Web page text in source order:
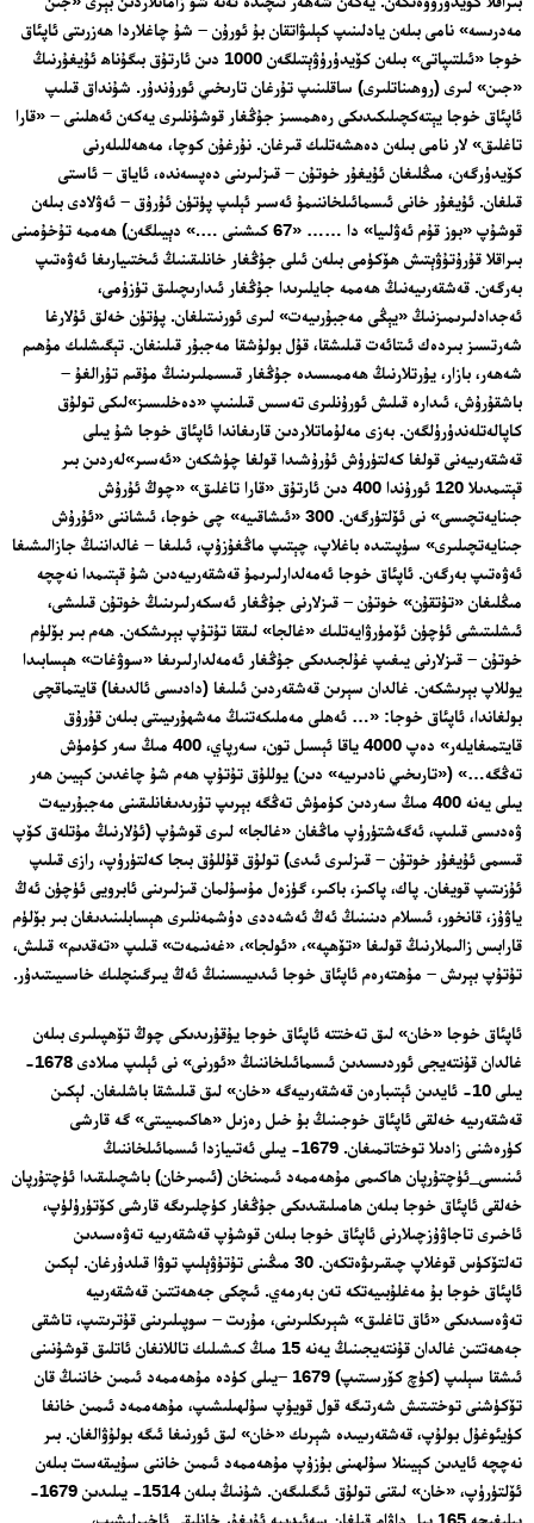
24 سائەت ئەزالىق پىلانى
مەدرىسە» نامى بىلەن يادلىنىپ كېلىۋاتقان بۇ ئورۇن – شۇ چاغلاردا ھەزرىتى ئاپئاق
خوجا «ئىلتىپاتى» بىلەن كۆيدۈرۈۋېتىلگەن 1000 دىن ئارتۇق بىگۇناھ ئۇيغۇرنىڭ
«جىن» لىرى (روھىناتلىرى) ساقلىنىپ تۇرغان تارىخىي ئورۇندۇر. شۇنداق قىلىپ
ئاپئاق خوجا يېتەكچىلىكىدىكى رەھمسىز جۇڭغار قوشۇنلىرى يەكەن ئەھلىنى – «قارا
تاغلىق» لار نامى بىلەن دەھشەتلىك قىرغان. نۇرغۇن كوچا، مەھەللىلەرنى
كۆيدۈرگەن، مىڭلىغان ئۇيغۇر خوتۇن – قىزلىرىنى دەپسەندە، ئاياق – ئاستى
قىلغان. ئۇيغۇر خانى ئىسمائىلخاننىمۇ ئەسىر ئېلىپ پۈتۈن ئۇرۇق – ئەۋلادى بىلەن
قوشۇپ «بوز قۇم ئەۋلىيا» دا …… «67 كىشىنى ….» دېيىلگەن) ھەممە تۇخۇمىنى
بىراقلا قۇرۇتۇۋېتىش ھۆكۈمى بىلەن ئىلى جۇڭغار خانلىقىنىڭ ئىختىيارىغا ئەۋەتىپ
بەرگەن. قەشقەرىيەنىڭ ھەممە جايلىرىدا جۇڭغار ئىدارىچىلىق تۈزۈمى،
ئەجدادلىرىمىزنىڭ «يېڭى مەجبۇرىيەت» لىرى ئورنىتىلغان. پۈتۈن خەلق ئۇلارغا
شەرتسىز بىردەك ئىتائەت قىلىشقا، قۇل بولۇشقا مەجبۇر قىلىنغان. تېگىشلىك مۇھىم
شەھەر، بازار، يۇرتلارنىڭ ھەممىسىدە جۇڭغار قىسىملىرىنىڭ مۇقىم تۇرالغۇ –
باشقۇرۇش، ئىدارە قىلىش ئورۇنلىرى تەسىس قىلىنىپ «دەخلىسىز»لىكى تولۇق
كاپالەتلەندۈرۈلگەن. بەزى مەلۇماتلاردىن قارىغاندا ئاپئاق خوجا شۇ يىلى
قەشقەرىيەنى قولغا كەلتۈرۈش ئۇرۇشىدا قولغا چۈشكەن «ئەسىر»لەردىن بىر
قېتىمدىلا 120 ئورۇندا 400 دىن ئارتۇق «قارا تاغلىق» «چوڭ ئۇرۇش
جىنايەتچىسى» نى ئۆلتۈرگەن. 300 «ئىشاقىيە» چى خوجا، ئىشاننى «ئۇرۇش
جىنايەتچىلىرى» سۈپىتىدە باغلاپ، چېتىپ ماڭغۇزۇپ، ئىلىغا – غالداننىڭ جازالىشىغا
ئەۋەتىپ بەرگەن. ئاپئاق خوجا ئەمەلدارلىرىمۇ قەشقەرىيەدىن شۇ قېتىمدا نەچچە
مىڭلىغان «تۇتقۇن» خوتۇن – قىزلارنى جۇڭغار ئەسكەرلىرىنىڭ خوتۇن قىلىشى،
ئىشلىتىشى ئۈچۈن ئۆمۈرۋايەتلىك «غالجا» لىققا تۇتۇپ بېرىشكەن. ھەم بىر بۆلۈم
خوتۇن – قىزلارنى يىغىپ غۇلجىدىكى جۇڭغار ئەمەلدارلىرىغا «سوۋغات» ھېسابىدا
يوللاپ بېرىشكەن. غالدان سېرىن قەشقەردىن ئىلىغا (دادىسى ئالدىغا) قايتماقچى
بولغاندا، ئاپئاق خوجا: «… ئەھلى مەملىكەتنىڭ مەشھۇرىيىتى بىلەن قۇرۇق
قايتمىغايلەر» دەپ 4000 ياقا ئېسىل تون، سەرپاي، 400 مىڭ سەر كۈمۈش
تەڭگە…» («تارىخىي نادىرىيە» دىن) يوللۇق تۇتۇپ ھەم شۇ چاغدىن كېيىن ھەر
يىلى يەنە 400 مىڭ سەردىن كۈمۈش تەڭگە بېرىپ تۇرىدىغانلىقىنى مەجبۇرىيەت
ۋەدىسى قىلىپ، ئەگەشتۈرۈپ ماڭغان «غالجا» لىرى قوشۇپ (ئۇلارنىڭ مۇتلەق كۆپ
قىسمى ئۇيغۇر خوتۇن – قىزلىرى ئىدى) تولۇق قۇللۇق بىجا كەلتۈرۈپ، رازى قىلىپ
ئۇزىتىپ قويغان. پاك، پاكىز، باكىر، گۈزەل مۇسۇلمان قىزلىرىنى ئابرويى ئۈچۈن ئەڭ
ياۋۇز، قانخور، ئىسلام دىنىنىڭ ئەڭ ئەشەددى دۈشمەنلىرى ھېسابلىنىدىغان بىر بۆلۈم
قارابىس زالىملارنىڭ قولىغا «تۆھپە»، «ئولجا»، «غەنىمەت» قىلىپ «تەقدىم» قىلىش،
تۇتۇپ بېرىش – مۇھتەرەم ئاپئاق خوجا ئىدىيىسىنىڭ ئەڭ يىرگىنچلىك خاسىيىتىدۇر.
ئاپئاق خوجا «خان» لىق تەختتە ئاپئاق خوجا يۇقۇرىدىكى چوڭ تۆھپىلىرى بىلەن
غالدان قۇنتەيجى ئوردىسىدىن ئىسمائىلخاننىڭ «ئورنى» نى ئېلىپ مىلادى 1678-
يىلى 10- ئايدىن ئېتىبارەن قەشقەرىيەگە «خان» لىق قىلىشقا باشلىغان. لېكىن
قەشقەرىيە خەلقى ئاپئاق خوجىنىڭ بۇ خىل رەزىل «ھاكىمىيىتى» گە قارشى
كۈرەشنى زادىلا توختاتمىغان. 1679- يىلى ئەتىيازدا ئىسمائىلخاننىڭ
ئىنىسى_ئۈچتۇرپان ھاكىمى مۇھەممەد ئىمىنخان (ئىمىرخان) باشچىلىقىدا ئۈچتۇرپان
خەلقى ئاپئاق خوجا بىلەن ھامىلىقىدىكى جۇڭغار كۈچلىرىگە قارشى كۆتۈرۈلۈپ،
ئاخىرى تاجاۋۇزچىلارنى ئاپئاق خوجا بىلەن قوشۇپ قەشقەرىيە تەۋەسىدىن
تەلتۆكۈس قوغلاپ چىقىرىۋەتكەن. 30 مىڭىنى تۇتۇۋېلىپ توۋا قىلدۇرغان. لېكىن
ئاپئاق خوجا بۇ مەغلۇبىيەتكە تەن بەرمەي. ئىچكى جەھەتتىن قەشقەرىيە
تەۋەسىدىكى «ئاق تاغلىق» شېرىكلىرىنى، مۇرىت – سوپىلىرىنى قۇترىتىپ، تاشقى
جەھەتتىن غالدان قۇنتەيجىنىڭ يەنە 15 مىڭ كىشىلىك تاللانغان ئاتلىق قوشۇنىنى
ئىشقا سېلىپ (كۈچ كۆرسىتىپ) 1679 –يىلى كۈدە مۇھەممەد ئىمىن خاننىڭ قان
تۆكۈشنى توختىتىش شەرتىگە قول قويۇپ سۇلھىلىشىپ، مۇھەممەد ئىمىن خانغا
كۈيئوغۇل بولۇپ، قەشقەرىيىدە شېرىك «خان» لىق ئورنىغا ئىگە بولۇۋالغان. بىر
نەچچە ئايدىن كېيىنلا سۇلھىنى بۇزۇپ مۇھەممەد ئىمىن خاننى سۇيىقەست بىلەن
ئۆلتۈرۈپ، «خان» لىقنى تولۇق ئىگىلىگەن. شۇنىڭ بىلەن 1514- يىلىدىن 1679-
يىلىغىچە 165 يىل داۋام قىلغان سەئىدىيە ئۇيغۇر خانلىقى ئاخىرلىشىپ،